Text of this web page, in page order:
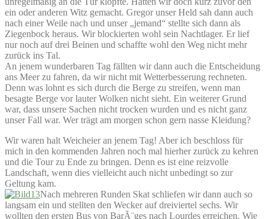
ein oder anderen Witz gemacht. Gregor unser Held sah dann auch
nach einer Weile nach und unser „jemand“ stellte sich dann als
Ziegenbock heraus. Wir blockierten wohl sein Nachtlager. Er lief
nur noch auf drei Beinen und schaffte wohl den Weg nicht mehr
zurück ins Tal.
An jenem wunderbaren Tag fällten wir dann auch die Entscheidung
ans Meer zu fahren, da wir nicht mit Wetterbesserung rechneten.
Denn was lohnt es sich durch die Berge zu streifen, wenn man
besagte Berge vor lauter Wolken nicht sieht. Ein weiterer Grund
war, dass unsere Sachen nicht trocken wurden und es nicht ganz
unser Fall war. Wer trägt am morgen schon gern nasse Kleidung?
Wir waren halt Weicheier an jenem Tag! Aber ich beschloss für
mich in den kommenden Jahren noch mal hierher zurück zu kehren
und die Tour zu Ende zu bringen. Denn es ist eine reizvolle
Landschaft, wenn dies vielleicht auch nicht unbedingt so zur
Geltung kam.
Nach mehreren Runden Skat schliefen wir dann auch so
langsam ein und stellten den Wecker auf dreiviertel sechs. Wir
wollten den ersten Bus von BarÃ¨ges nach Lourdes erreichen. Wie